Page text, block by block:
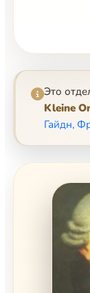
Это
Kleine
Гайдн,